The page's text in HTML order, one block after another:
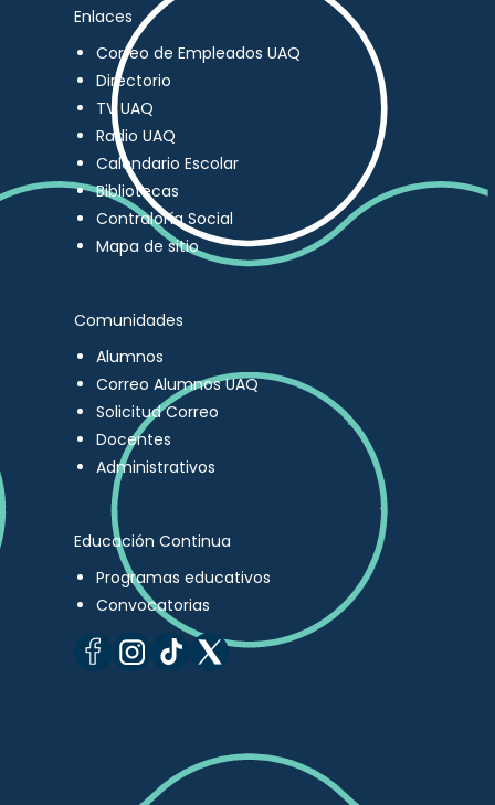
Enlaces
Correo de Empleados UAQ
Directorio
TV UAQ
Radio UAQ
Calendario Escolar
Bibliotecas
Contraloría Social
Mapa de sitio
Comunidades
Alumnos
Correo Alumnos UAQ
Solicitud Correo
Docentes
Administrativos
Educación Continua
Programas educativos
Convocatorias